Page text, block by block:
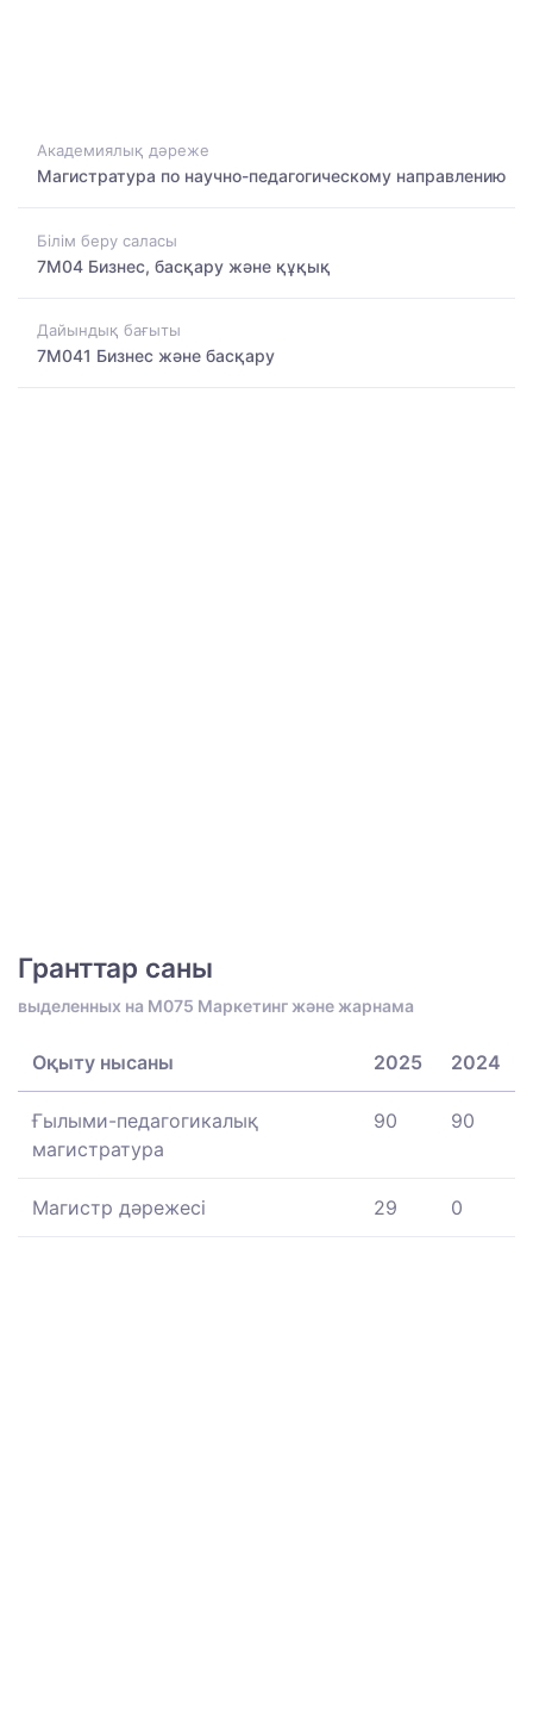
Академиялық дәреже
Магистратура по научно-педагогическому направлению
Білім беру саласы
7M04 Бизнес, басқару және құқық
Дайындық бағыты
7M041 Бизнес және басқару
Гранттар саны
выделенных на M075 Маркетинг және жарнама
Оқыту нысаны 2025 2024
Ғылыми-педагогикалық
магистратура
90 90
Магистр дәрежесі 29 0